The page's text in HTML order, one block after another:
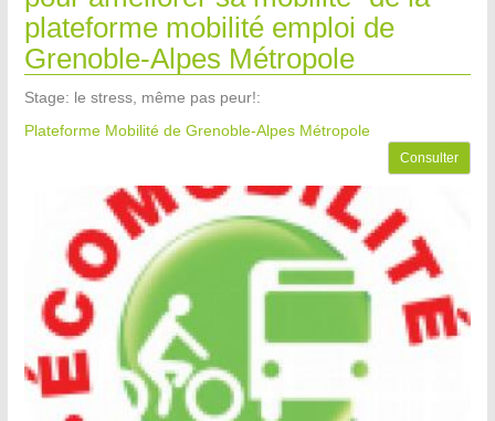
plateforme mobilité emploi de
Grenoble-Alpes Métropole
Stage: le stress, même pas peur!:
Plateforme Mobilité de Grenoble-Alpes Métropole
Consulter